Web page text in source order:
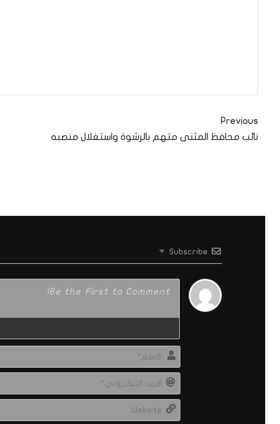
Previous
نائب محافظ المثنى متهم بالرشوة واستغلال منصبه
Subscribe